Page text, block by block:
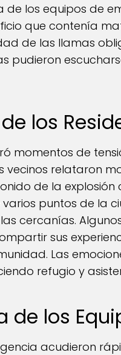
los equipos de
que contenía
de las llamas
pudieron
los
momentos de
vecinos relataron
de la
puntos de la
cercanías.
sus
Las
refugio y
de los
acudieron